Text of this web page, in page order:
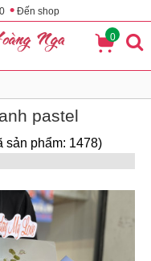
• Đến shop
0
pastel
sản phẩm: 1478)